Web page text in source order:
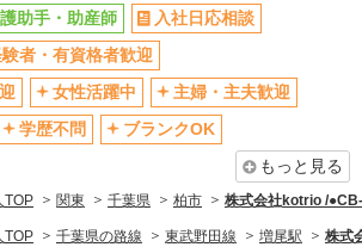
産休・育休取得実績あり
り
各種手当（家族・役職・インセン
ティブなど）あり
研修制度あり
す
医療・介護・福祉
助手・助産師
入社日応相談
者・有資格者歓迎
女性活躍中
主婦・主夫歓迎
学歴不問
ブランクOK
もっと見る
TOP 関東 千葉県 柏市 株式会社kotrio /
TOP 千葉県の路線 東武野田線 増尾駅 株式